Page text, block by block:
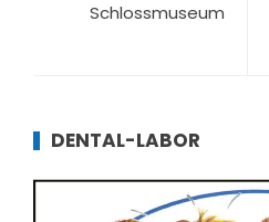
Schlossmuseum
DENTAL-LABOR